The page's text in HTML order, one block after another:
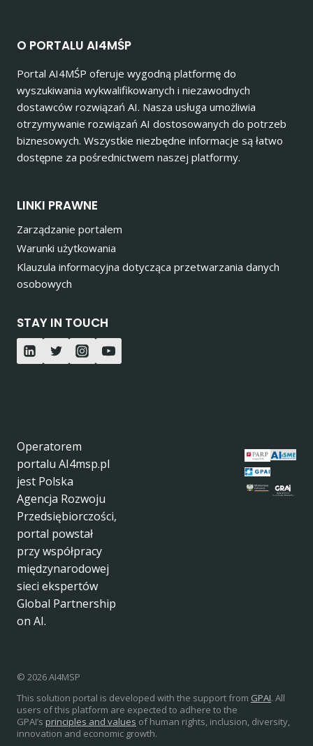
O PORTALU AI4MŚP
Portal AI4MŚP oferuje wygodną platformę do
wyszukiwania wykwalifikowanych i niezawodnych
dostawców rozwiązań AI. Nasza usługa umożliwia
otrzymywanie rozwiązań AI dostosowanych do potrzeb
biznesowych. Wszystkie niezbędne informacje są łatwo
dostępne za pośrednictwem naszej platformy.
LINKI PRAWNE
Zarządzanie portalem
Warunki użytkowania
Klauzula informacyjna dotycząca przetwarzania danych
osobowych
STAY IN TOUCH
Operatorem
portalu AI4msp.pl
jest Polska
Agencja Rozwoju
Przedsiębiorczości,
portal powstał
przy współpracy
międzynarodowej
sieci ekspertów
Global Partnership
on AI.
© 2026 AI4MSP
This solution portal is developed with the support from GPAI. All
users of this platform are expected to adhere to the
GPAI’s principles and values of human rights, inclusion, diversity,
innovation and economic growth.